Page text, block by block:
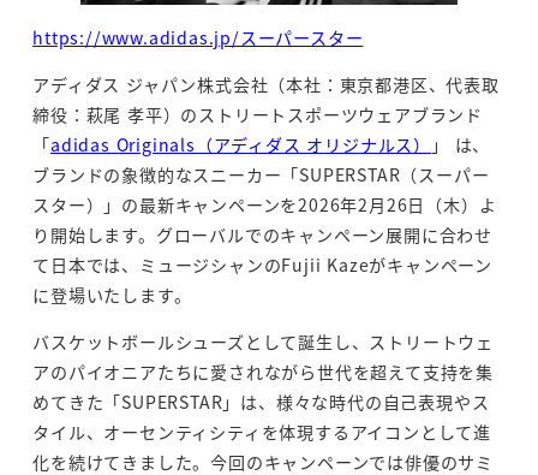
https://www.adidas.jp/スーパースター
アディダス ジャパン株式会社（本社：東京都港区、代表取
締役：萩尾 孝平）のストリートスポーツウェアブランド
「adidas Originals（アディダス オリジナルス）
」 は、
ブランドの象徴的なスニーカー「SUPERSTAR（スーパー
スター）」の最新キャンペーンを2026年2月26日（木）よ
り開始します。グローバルでのキャンペーン展開に合わせ
て日本では、ミュージシャンのFujii Kazeがキャンペーン
に登場いたします。
バスケットボールシューズとして誕生し、ストリートウェ
アのパイオニアたちに愛されながら世代を超えて支持を集
めてきた「SUPERSTAR」は、様々な時代の自己表現やス
タイル、オーセンティシティを体現するアイコンとして進
化を続けてきました。今回のキャンペーンでは俳優のサミ